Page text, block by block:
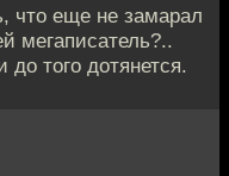
что еще не замарал
мегаписатель?..
того дотянется.